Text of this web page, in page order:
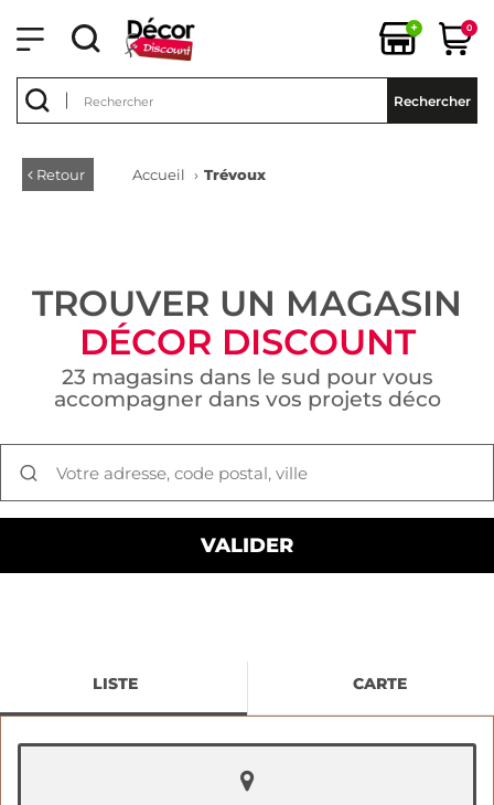
+ 0
Rechercher
Retour Accueil › Trévoux
TROUVER UN MAGASIN
DÉCOR DISCOUNT
23 magasins dans le sud pour vous
accompagner dans vos projets déco
LISTE CARTE